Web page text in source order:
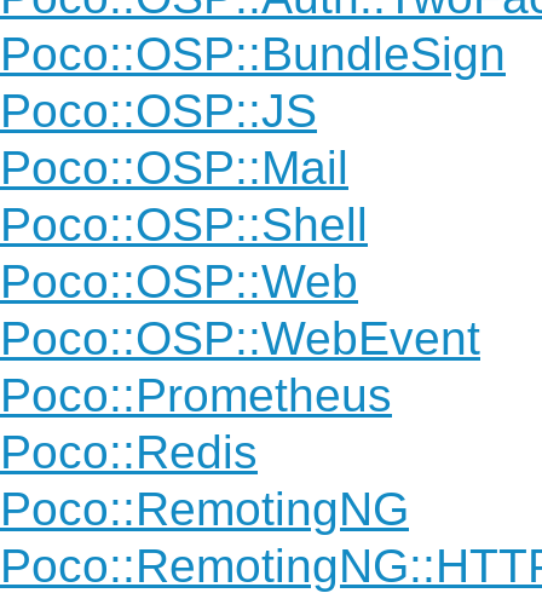
Poco::OSP::BundleSign
Poco::OSP::JS
Poco::OSP::Mail
Poco::OSP::Shell
Poco::OSP::Web
Poco::OSP::WebEvent
Poco::Prometheus
Poco::Redis
Poco::RemotingNG